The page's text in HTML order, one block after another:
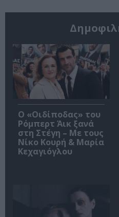
O «Οιδίποδας» του
Ρόμπερτ Άικ ξανά
στη Στέγη – Με τους
Νίκο Κουρή & Μαρία
Κεχαγιόγλου